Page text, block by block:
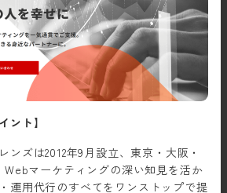
ント】
ンズは2012年9月設立、東京・大阪・
マーケティングの深い知見を活か
運用代行のすべてをワンストップで提